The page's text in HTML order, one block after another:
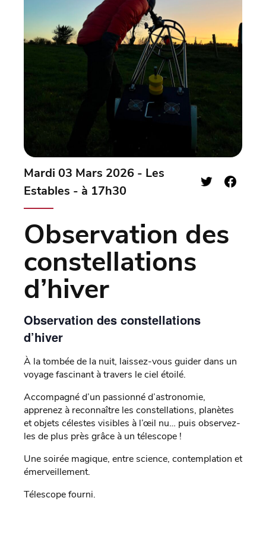
Mardi 03 Mars 2026 - Les
Estables - à 17h30
Observation des
constellations
d’hiver
Observation des constellations
d’hiver
À la tombée de la nuit, laissez-vous guider dans un
voyage fascinant à travers le ciel étoilé.
Accompagné d’un passionné d’astronomie,
apprenez à reconnaître les constellations, planètes
et objets célestes visibles à l’œil nu… puis observez-
les de plus près grâce à un télescope !
Une soirée magique, entre science, contemplation et
émerveillement.
Télescope fourni.